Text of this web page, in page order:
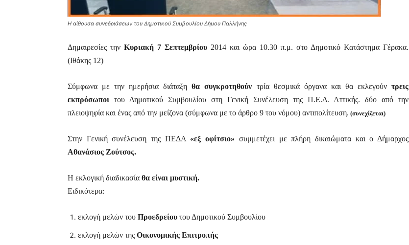
Η αίθουσα συνεδριάσεων του Δημοτικού Συμβουλίου Δήμου Παλλήνης
Δημαιρεσίες την Κυριακή 7 Σεπτεμβρίου 2014 και ώρα 10.30 π.μ. στο Δημοτικό Κατάστημα Γέρακα.
(Ιθάκης 12)
Σύμφωνα με την ημερήσια διάταξηθα συγκροτηθούν τρία θεσμικά όργανα και θα εκλεγούντρεις
εκπρόσωποι του Δημοτικού Συμβουλίου στη Γενική Συνέλευση της Π.Ε.Δ. Αττικής. δύο από την
πλειοψηφία και ένας από την μείζονα (σύμφωνα με το άρθρο 9 του νόμου) αντιπολίτευση. (συνεχίζεται)
Στην Γενική συνέλευση της ΠΕΔΑ «εξ οφίτσιο» συμμετέχει με πλήρη δικαιώματα και ο Δήμαρχος
Αθανάσιος Ζούτσος.
Η εκλογική διαδικασία θα είναι μυστική.
Ειδικότερα:
εκλογή μελών του Προεδρείου του Δημοτικού Συμβουλίου
εκλογή μελών της Οικονομικής Επιτροπής